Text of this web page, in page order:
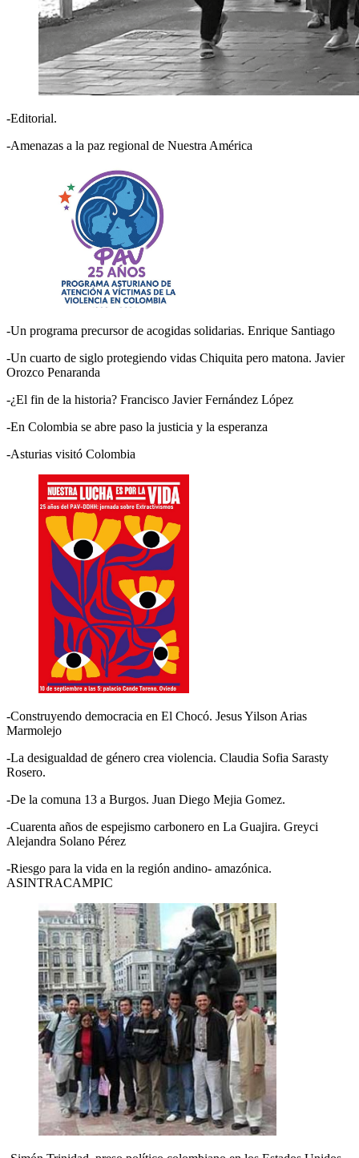
-Editorial.
-Amenazas a la paz regional de Nuestra América
-Un programa precursor de acogidas solidarias. Enrique Santiago
-Un cuarto de siglo protegiendo vidas Chiquita pero matona. Javier
Orozco Penaranda
-¿El fin de la historia? Francisco Javier Fernández López
-En Colombia se abre paso la justicia y la esperanza
-Asturias visitó Colombia
-Construyendo democracia en El Chocó. Jesus Yilson Arias
Marmolejo
-La desigualdad de género crea violencia. Claudia Sofia Sarasty
Rosero.
-De la comuna 13 a Burgos. Juan Diego Mejia Gomez.
-Cuarenta años de espejismo carbonero en La Guajira. Greyci
Alejandra Solano Pérez
-Riesgo para la vida en la región andino- amazónica.
ASINTRACAMPIC